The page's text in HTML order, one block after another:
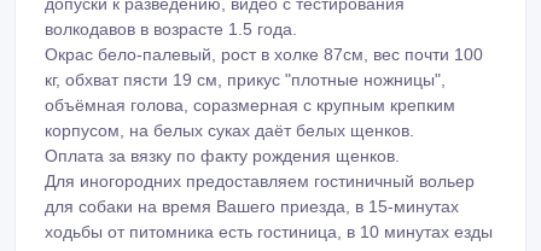
допуски к разведению, видео с тестирования
волкодавов в возрасте 1.5 года.
Окрас бело-палевый, рост в холке 87см, вес почти 100
кг, обхват пясти 19 см, прикус "плотные ножницы",
объёмная голова, соразмерная с крупным крепким
корпусом, на белых суках даёт белых щенков.
Оплата за вязку по факту рождения щенков.
Для иногородних предоставляем гостиничный вольер
для собаки на время Вашего приезда, в 15-минутах
ходьбы от питомника есть гостиница, в 10 минутах езды